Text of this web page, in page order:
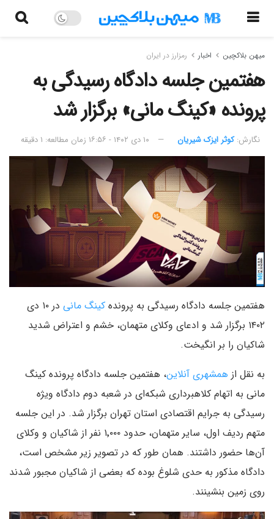
میهن بلاکچین اخبار رمزارز در ایران
هفتمین جلسه دادگاه رسیدگی به
پرونده «کینگ مانی» برگزار شد
نگارش:‌ کوثر ایزک شیریان ۱۰ دی ۱۴۰۲ - ۱۶:۵۶ زمان مطالعه: ۱ دقیقه
هفتمین جلسه دادگاه رسیدگی به پرونده کینگ مانی
در ۱۰ دی
۱۴۰۲ برگزار شد و ادعای وکلای متهمان، خشم و اعتراض شدید
شاکیان را بر انگیخت.
به نقل از همشهری آنلاین، هفتمین جلسه دادگاه پرونده کینگ
مانی به اتهام کلاهبرداری شبکه‌ای در شعبه دوم دادگاه ویژه
رسیدگی به جرایم اقتصادی استان تهران برگزار شد. در این جلسه
متهم ردیف اول، سایر متهمان، حدود ۱٬۰۰۰ نفر از شاکیان و وکلای
آن‌ها حضور داشتند. همان طور که در تصویر زیر مشخص است،
دادگاه مذکور به حدی شلوغ بوده که بعضی از شاکیان مجبور شدند
روی زمین بنشینند.